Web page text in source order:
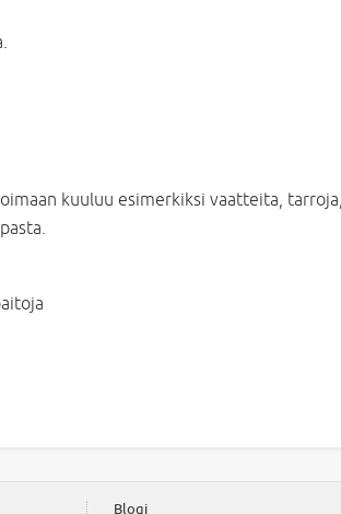
kuuluu esimerkiksi vaatteita,
Blogi